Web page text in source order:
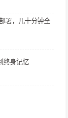
署，几十分钟全
终身记忆